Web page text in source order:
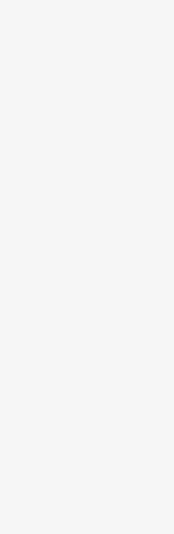
a estoc